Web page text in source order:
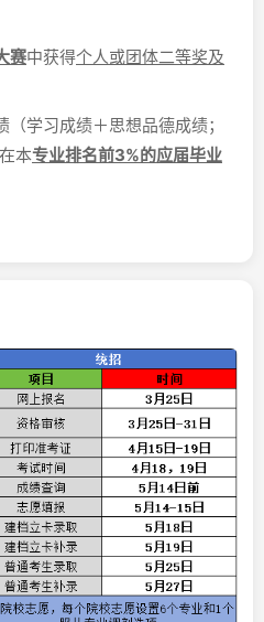
赛中获得个人或团体二等奖及
学习成绩＋思想品德成绩；
本专业排名前3%的应届毕业